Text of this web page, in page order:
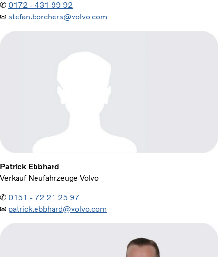
✆ 0172 - 431 99 92
✉ stefan.borchers@volvo.com
Patrick Ebbhard
Verkauf Neufahrzeuge Volvo
✆ 0151 - 72 21 25 97
✉ patrick.ebbhard@volvo.com